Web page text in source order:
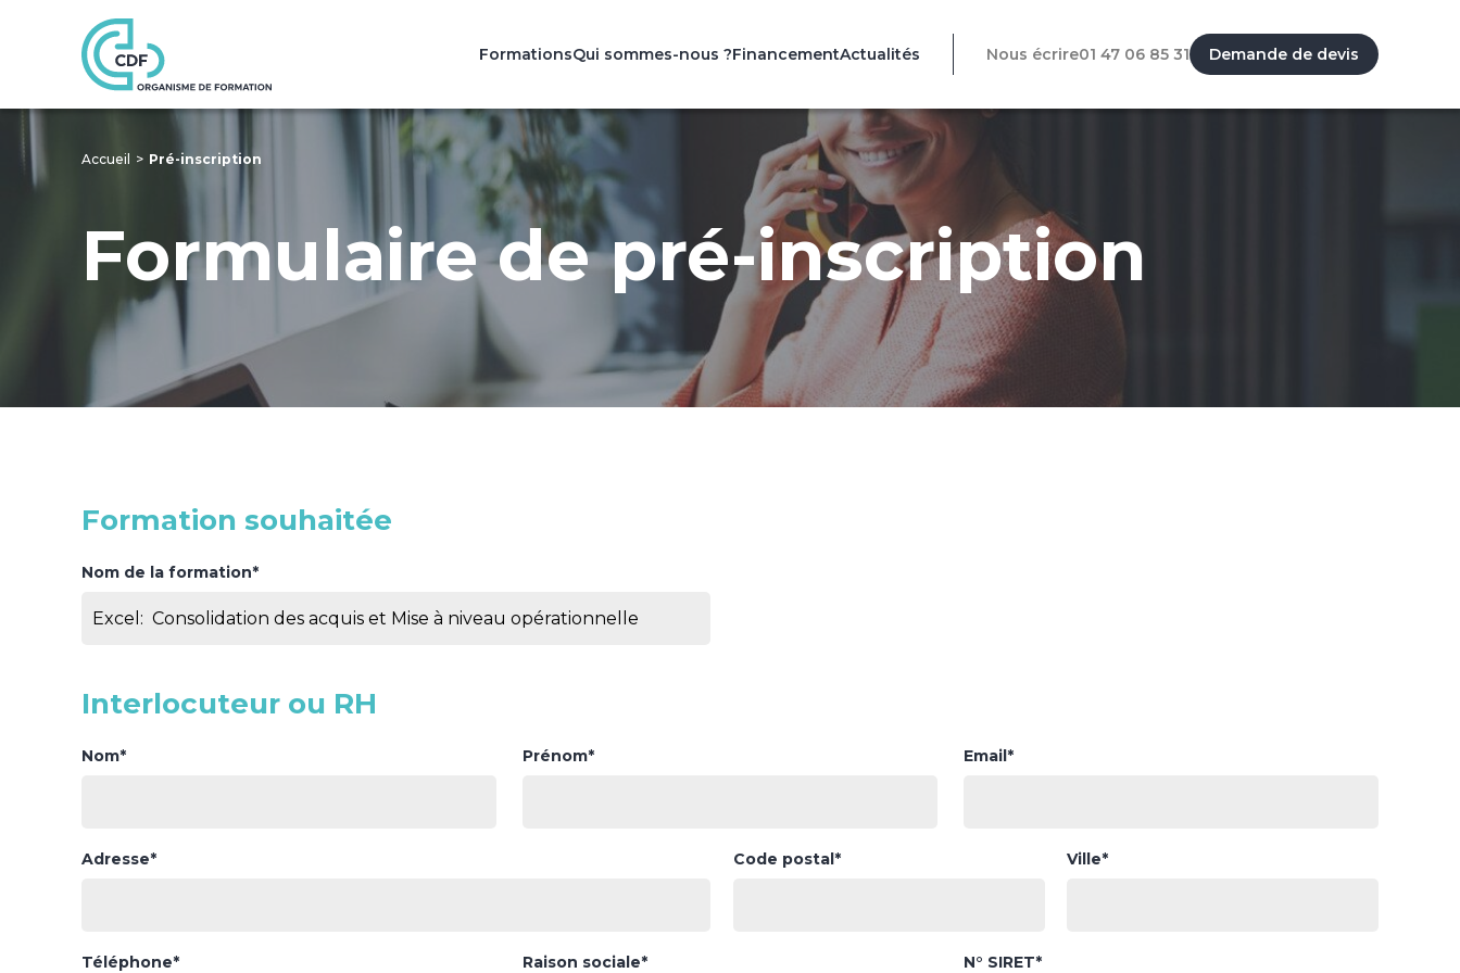
FormationsQui sommes-nous ?FinancementActualités Nous écrire01 47 06 85 31 Demande de devis
Accueil Pré-inscription
Formulaire de pré-inscription
Formation souhaitée
Nom de la formation*
Interlocuteur ou RH
Nom* Prénom* Email*
Adresse* Code postal* Ville*
Téléphone* Raison sociale* N° SIRET*